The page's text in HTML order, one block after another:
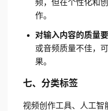
作。
对输入内容的质量
或音频质量不佳，
果。
七、分类标签
视频创作工具、人工智